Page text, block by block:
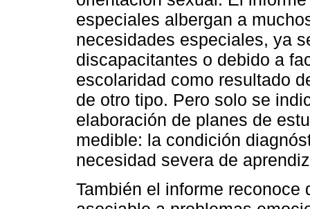
especiales albergan a
necesidades especiales, ya
discapacitantes o debido a
escolaridad como resultado
de otro tipo. Pero solo se
elaboración de planes de
medible: la condición
necesidad severa de
También el informe